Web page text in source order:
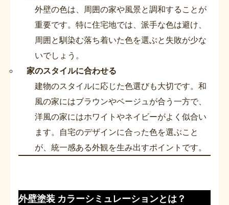
外壁の色は、周囲の家や風景と調和することが
重要です。特に住宅地では、派手な色は避け、
周囲と馴染む落ち着いた色を選ぶと失敗が少な
いでしょう。
家のスタイルに合わせる
建物のスタイルに応じた色選びも大切です。和
風の家にはブラウンやベージュが合う一方で、
洋風の家にはホワイトやネイビーがよく似合い
ます。自宅のデザインに合った色を選ぶこと
が、統一感ある外観を生み出すポイントです。
外壁塗装 カラーシミュレーションとは？